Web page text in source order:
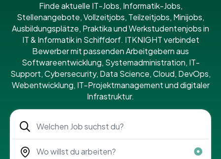
Finde aktuelle IT-Jobs, Informatik-Jobs,
Stellenangebote, Vollzeitjobs, Teilzeitjobs, Minijobs,
Ausbildungsplätze, Praktika und Werkstudentenjobs in
IT & Informatik in Schiffdorf. ITKNIGHT verbindet
Bewerber mit passenden Arbeitgebern aus
Softwareentwicklung, Systemadministration, IT-
Support, Cybersecurity, Data Science, Cloud, DevOps,
Webentwicklung, IT-Projektmanagement und digitaler
Infrastruktur.